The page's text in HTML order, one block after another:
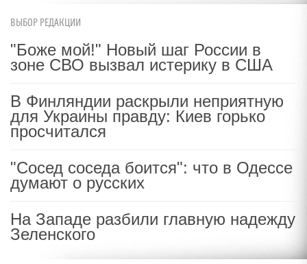
ВЫБОР РЕДАКЦИИ
"Боже мой!" Новый шаг России в
зоне СВО вызвал истерику в США
В Финляндии раскрыли неприятную
для Украины правду: Киев горько
просчитался
"Сосед соседа боится": что в Одессе
думают о русских
На Западе разбили главную надежду
Зеленского